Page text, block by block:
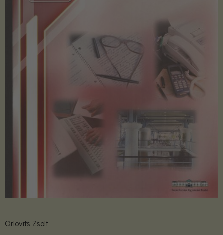
Orlovits Zsolt